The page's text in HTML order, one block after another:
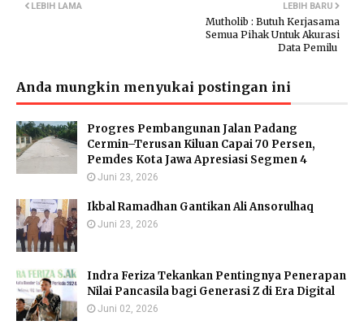
LEBIH BARU
Mutholib : Butuh Kerjasama
Semua Pihak Untuk Akurasi
Data Pemilu
LEBIH LAMA
Anda mungkin menyukai postingan ini
Progres Pembangunan Jalan Padang
Cermin–Terusan Kiluan Capai 70 Persen,
Pemdes Kota Jawa Apresiasi Segmen 4
Juni 23, 2026
Ikbal Ramadhan Gantikan Ali Ansorulhaq
Juni 23, 2026
Indra Feriza Tekankan Pentingnya Penerapan
Nilai Pancasila bagi Generasi Z di Era Digital
Juni 02, 2026